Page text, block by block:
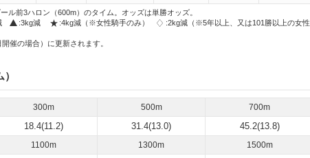
ル前3ハロン（600m）のタイム。オッズは単勝オッズ。
:3kg減 :4kg減（※女性騎手のみ）
:2kg減（※5年以上、又は101勝以上の女性
催の場合）に更新されます。
300m 500m 700m
18.4(11.2) 31.4(13.0) 45.2(13.8)
1100m 1300m 1500m